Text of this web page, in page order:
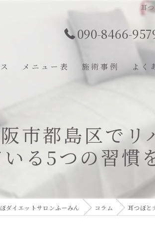
耳
090-8466-
メニュー表 施術事例 よく
市都島区で
る5つの習慣
ダイエットサロンふーみん コラム 耳つぼと